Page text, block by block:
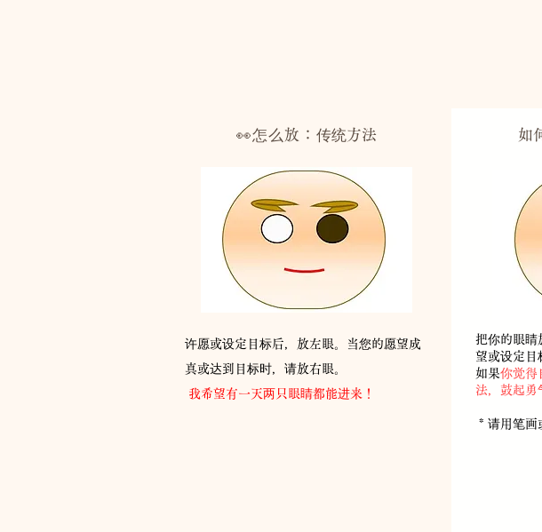
👀怎么放： 传统方法
许愿或设定目标后，放左眼。当您的愿望成
真或达到目标时，请放右眼。
我希望有一天两只眼睛都能进来！
如
把你的眼睛
望或设定目
如果你觉得
法，鼓起勇
* 请用笔画